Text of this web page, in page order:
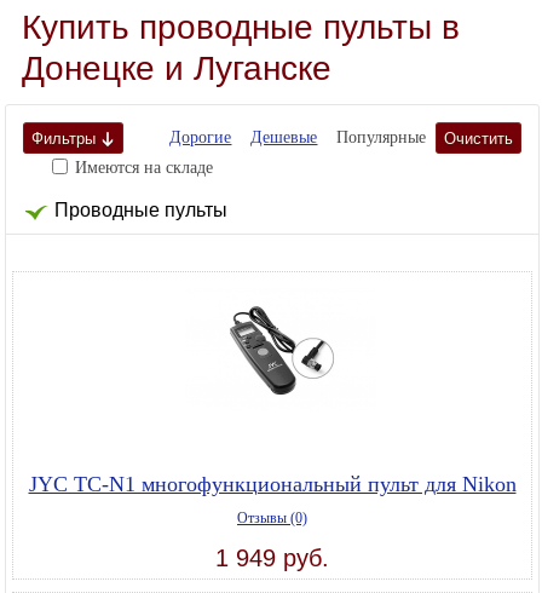
Купить проводные пульты в
Донецке и Луганске
Очистить
Фильтры Дорогие Дешевые
Популярные
Имеются на складе
Проводные пульты
JYC TC-N1 многофункциональный пульт для Nikon
Отзывы (0)
1 949 руб.